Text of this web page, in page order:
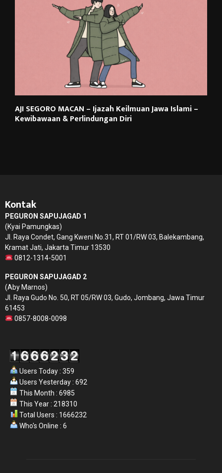
AJI SEGORO MACAN – Ijazah Keilmuan Jawa Islami –
Kewibawaan & Perlindungan Diri
Kontak
PEGURON SAPUJAGAD 1
(Kyai Pamungkas)
Jl. Raya Condet, Gang Kweni No.31, RT 01/RW 03, Balekambang,
Kramat Jati, Jakarta Timur 13530
0812-1314-5001
PEGURON SAPUJAGAD 2
(Aby Marnos)
Jl. Raya Gudo No. 50, RT 05/RW 03, Gudo, Jombang, Jawa Timur
61453
0857-8008-0098
Users Today : 359
Users Yesterday : 692
This Month : 6985
This Year : 218310
Total Users : 1666232
Who's Online : 6